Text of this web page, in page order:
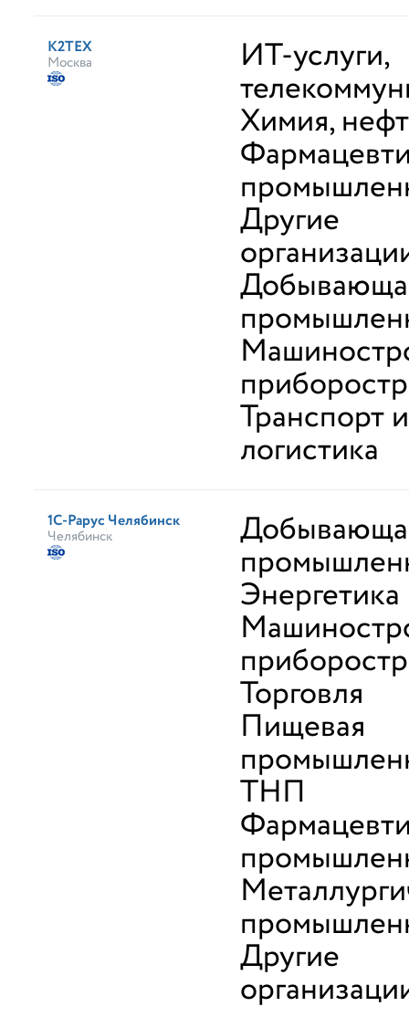
К2ТЕХ
Москва ИТ-услуги,
Химия,
Другие
Транспорт и
логистика
1С-Рарус Челябинск
Челябинск
Энергетика
Торговля
Пищевая
ТНП
Другие